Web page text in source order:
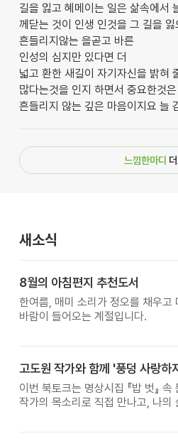
길을 잃고 혜메이는 일은 삶속에서
께닫는 것이 인생 인것을 그 길을 잃
흔들리지않는 을곧고 바른
인성의 심지만 있다면 더
넓고 환한 새길이 자기자신을 밝혀
많다는것을 인지 하면서 중요한것
흔들리지 않는 깊은 마음이지요 늘
느낌한마디
새소식
8월의 아침편지 추천도서
한여름, 매미 소리가 정오를 채우고
바람이 들어오는 계절입니다.
고도원 작가와 함께 '풍덩 사랑하
이번 북토크는 명상시집 『밥 벗』 속
작가의 목소리로 직접 만나고, 나의